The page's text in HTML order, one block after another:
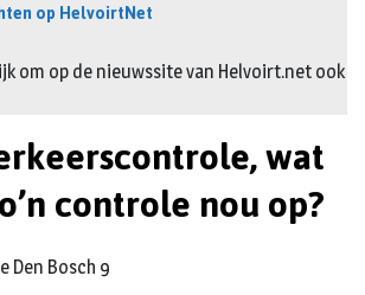
op HelvoirtNet
om op de nieuwssite van Helvoirt.net ook
wat
controle nou op?